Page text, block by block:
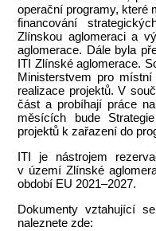
operační programy, které
financování
Zlínskou aglomeraci a
aglomerace. Dále byla
ITI Zlínské aglomerace.
Ministerstvem pro
realizace projektů. V
část a probíhají práce
měsících bude
projektů k zařazení do
ITI je nástrojem
v území Zlínské
období EU 2021–2027.
Dokumenty vztahující
naleznete zde: